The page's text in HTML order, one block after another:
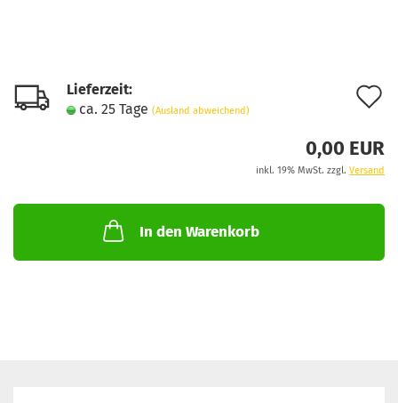
Lieferzeit:
ca. 25 Tage (Ausland abweichend)
0,00 EUR
inkl. 19% MwSt. zzgl. Versand
In den Warenkorb